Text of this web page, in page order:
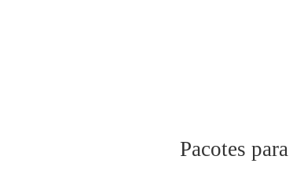
Pacotes para